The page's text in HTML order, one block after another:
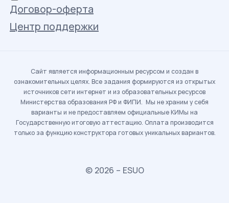
Договор-оферта
Центр поддержки
Сайт является информационным ресурсом и создан в
ознакомительных целях. Все задания формируются из открытых
источников сети интернет и из образовательных ресурсов
Министерства образования РФ и ФИПИ. Мы не храним у себя
варианты и не предоставляем официальные КИМы на
Государственную итоговую аттестацию. Оплата производится
только за функцию конструктора готовых уникальных вариантов.
© 2026 – ESUO